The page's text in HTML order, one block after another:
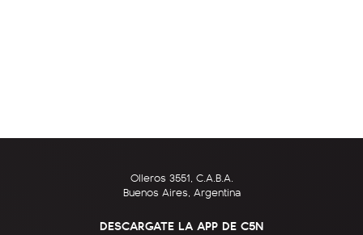
Olleros 3551, C.A.B.A.
Buenos Aires, Argentina
DESCARGATE LA APP DE C5N